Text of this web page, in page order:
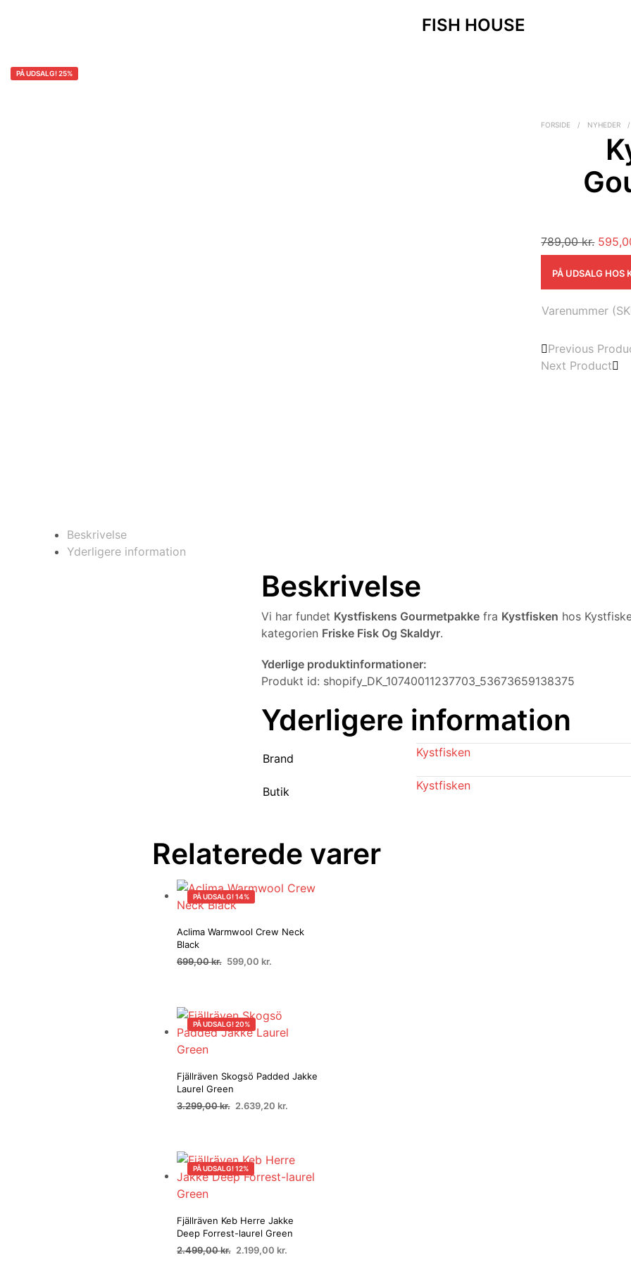
FISH HOUSE
PÅ UDSALG! 25%
FORSIDE / NYHEDER /
789,00kr. Den
pris
var:
PÅ UDSALG HOS
Varenummer
Previous
Next Product
Beskrivelse
Yderligere information
Beskrivelse
Vi har fundet Kystfiskens Gourmetpakke fra Kystfisken hos
kategorien Friske Fisk Og Skaldyr.
Yderlige produktinformationer:
Produkt id: shopify_DK_10740011237703_53673659138375
Yderligere information
Brand Kystfisken
Butik Kystfisken
Relaterede varer
PÅ UDSALG! 14%
Aclima Warmwool Crew Neck
Black
699,00kr. Den
699,00 kr..
599,00 kr.
599,00 kr..
PÅ UDSALG! 20%
Fjällräven Skogsö Padded Jakke
Laurel Green
3.299,00kr. Den
3.299,00 kr..
2.639,20 kr.
2.639,20 kr..
PÅ UDSALG! 12%
Fjällräven Keb Herre Jakke
Deep Forrest-laurel Green
2.499,00kr. Den
2.199,00 kr.